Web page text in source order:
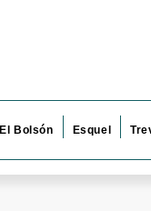
El Bolsón Esquel